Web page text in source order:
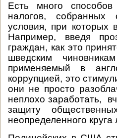
Есть много способов
налогов, собранных
условия, при которых
Например, введя
граждан, как это
шведским
применяемый в
коррупцией, это
они не просто
неплохо заработать,
защиту
неопределенного круга